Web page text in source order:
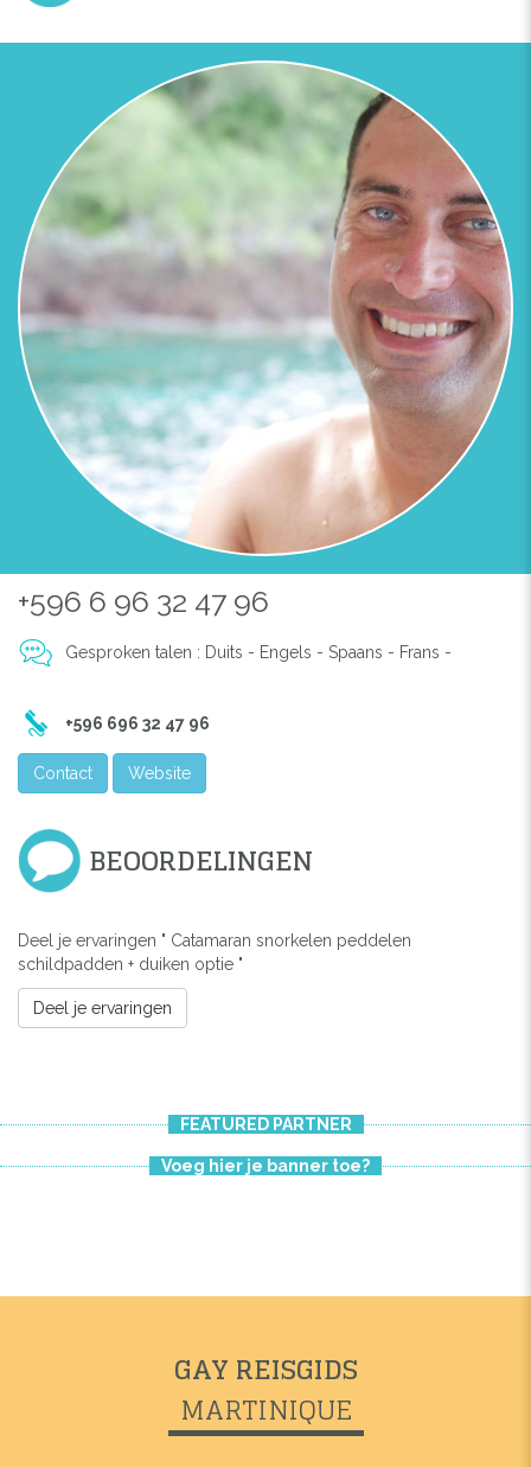
+596 6 96 32 47 96
Gesproken talen : Duits - Engels - Spaans - Frans -
+596 696 32 47 96
Contact Website
BEOORDELINGEN
Deel je ervaringen " Catamaran snorkelen peddelen
schildpadden + duiken optie "
Deel je ervaringen
FEATURED PARTNER
Voeg hier je banner toe?
GAY REISGIDS
MARTINIQUE